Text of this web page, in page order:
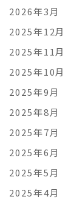
2026年3月
2025年12月
2025年11月
2025年10月
2025年9月
2025年8月
2025年7月
2025年6月
2025年5月
2025年4月